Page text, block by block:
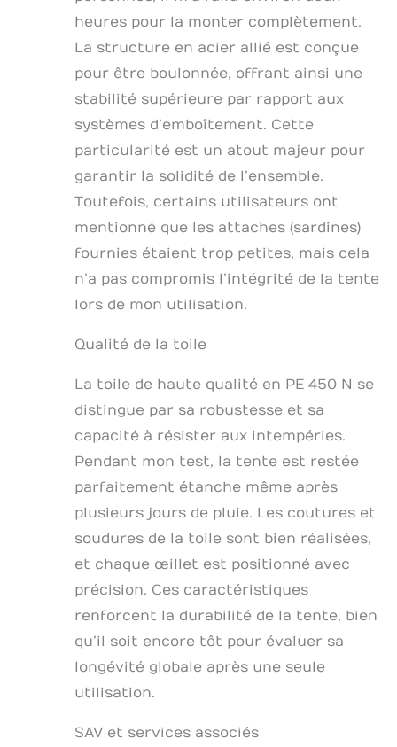
et des cordes
d'haubanage.
Montage rapide
de montage simple
et la une
numérotation des
Tente de réception
PE inclus:
construction
métallique en acier,
toile de toit, toile de
côtés, pignon
à fermeture éclaire,
tendeurs, sardines
heures pour la monter complètement.
La structure en acier allié est conçue
pour être boulonnée, offrant ainsi une
stabilité supérieure par rapport aux
systèmes d’emboîtement. Cette
particularité est un atout majeur pour
garantir la solidité de l’ensemble.
Toutefois, certains utilisateurs ont
mentionné que les attaches (sardines)
fournies étaient trop petites, mais cela
n’a pas compromis l’intégrité de la tente
lors de mon utilisation.
Qualité de la toile
La toile de haute qualité en PE 450 N se
distingue par sa robustesse et sa
capacité à résister aux intempéries.
Pendant mon test, la tente est restée
parfaitement étanche même après
plusieurs jours de pluie. Les coutures et
soudures de la toile sont bien réalisées,
et chaque œillet est positionné avec
précision. Ces caractéristiques
renforcent la durabilité de la tente, bien
qu’il soit encore tôt pour évaluer sa
longévité globale après une seule
utilisation.
SAV et services associés